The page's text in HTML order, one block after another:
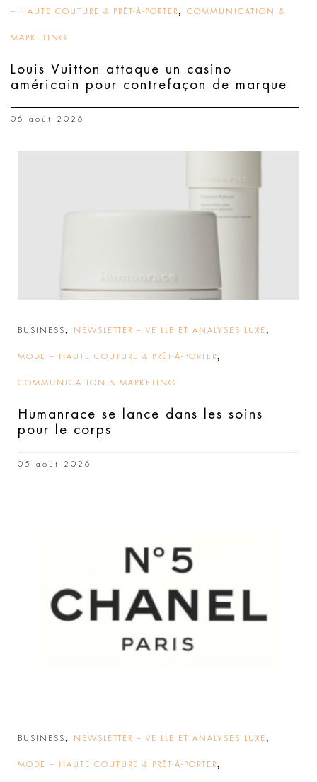
– HAUTE COUTURE & PRÊT-À-PORTER, COMMUNICATION &
MARKETING
Louis Vuitton attaque un casino
américain pour contrefaçon de marque
06 août 2026
BUSINESS, NEWSLETTER – VEILLE ET ANALYSES LUXE ,
MODE – HAUTE COUTURE & PRÊT-À-PORTER,
COMMUNICATION & MARKETING
Humanrace se lance dans les soins
pour le corps
05 août 2026
BUSINESS, NEWSLETTER – VEILLE ET ANALYSES LUXE ,
MODE – HAUTE COUTURE & PRÊT-À-PORTER,